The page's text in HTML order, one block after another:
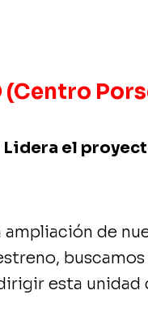
(Centro
el
ampliación de
esta unidad